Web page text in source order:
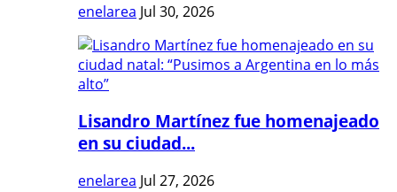
enelarea Jul 30, 2026
Lisandro Martínez fue homenajeado
en su ciudad...
enelarea Jul 27, 2026